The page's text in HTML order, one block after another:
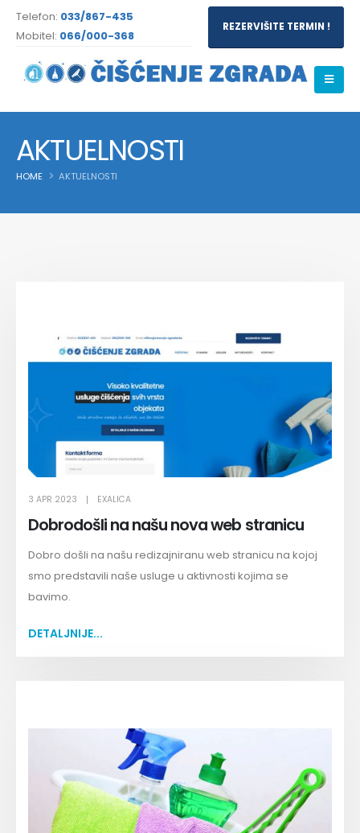
Telefon: 033/867-435
Mobitel: 066/000-368
REZERVIŠITE TERMIN !
AKTUELNOSTI
HOME AKTUELNOSTI
3 APR 2023 EXALICA
Dobrodošli na našu nova web stranicu
Dobro došli na našu redizajniranu web stranicu na kojoj
smo predstavili naše usluge u aktivnosti kojima se
bavimo.
DETALJNIJE...